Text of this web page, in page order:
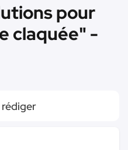
pour
claquée" -
rédiger